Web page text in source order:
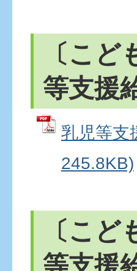
〔こ
等支援
乳児等支
245.8KB)
〔こ
等支援